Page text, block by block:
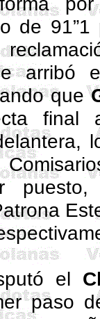
de
arribó
que
final
el
paso